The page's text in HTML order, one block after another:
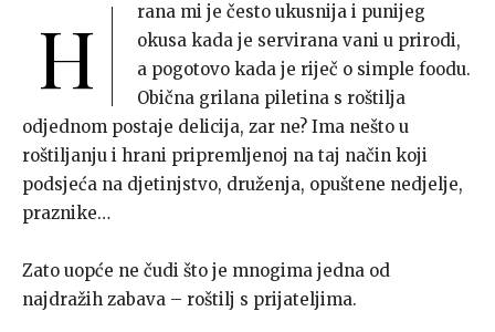
H
rana mi je često ukusnija i punijeg
okusa kada je servirana vani u prirodi,
a pogotovo kada je riječ o simple foodu.
Obična grilana piletina s roštilja
odjednom postaje delicija, zar ne? Ima nešto u
roštiljanju i hrani pripremljenoj na taj način koji
podsjeća na djetinjstvo, druženja, opuštene nedjelje,
praznike…
Zato uopće ne čudi što je mnogima jedna od
najdražih zabava – roštilj s prijateljima.